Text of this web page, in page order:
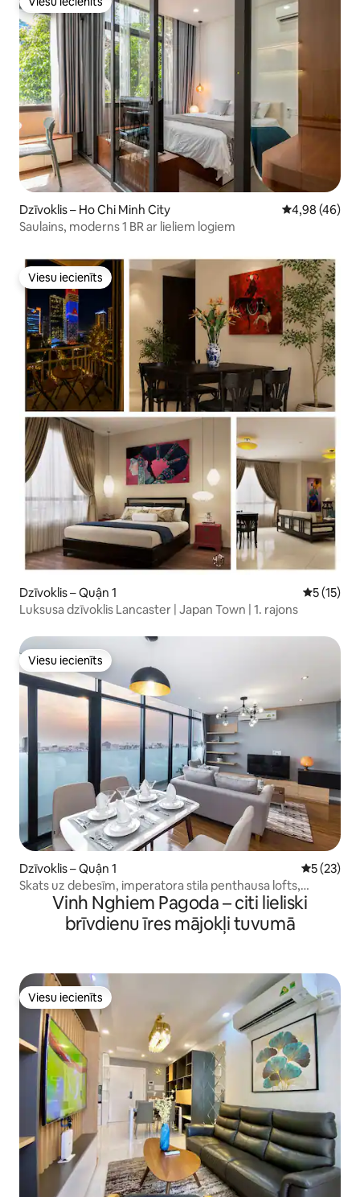
Viesu iecienīts
Dzīvoklis – Ho Chi Minh City Vidējais
4,98 (46)
Saulains, moderns 1 BR ar lieliem logiem
Viesu iecienīts
Viesu iecienīts
Dzīvoklis – Quận 1 Vidējais
5 (15)
Luksusa dzīvoklis Lancaster | Japan Town | 1. rajons
Viesu iecienīts
Viesu iecienīts
Dzīvoklis – Quận 1 Vidējais
5 (23)
Skats uz debesīm, imperatora stila penthausa lofts,
balkons, baseins
Vinh Nghiem Pagoda – citi lieliski
brīvdienu īres mājokļi tuvumā
Viesu iecienīts
Viesu iecienīts